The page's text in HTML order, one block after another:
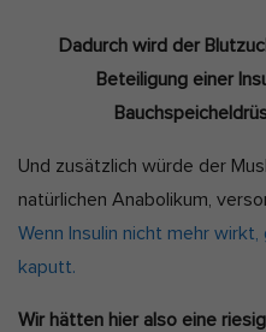
Dadurch wird der
Beteiligung einer
Und zusätzlich würde der
natürlichen Anabolikum,
Wenn Insulin nicht mehr
kaputt.
Wir hätten hier also eine